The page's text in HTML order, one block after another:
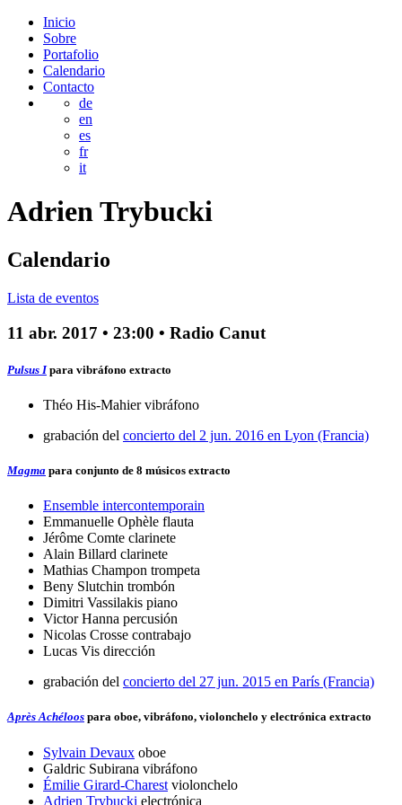
Inicio
Sobre
Portafolio
Calendario
Contacto
de
en
es
fr
it
AdrienTrybucki
Calendario
Lista de eventos
11 abr. 2017 • 23:00 • Radio Canut
Pulsus I para vibráfono extracto
Théo His-Mahiervibráfono
grabación del concierto del 2 jun. 2016 en Lyon (Francia)
Magma para conjunto de 8 músicos extracto
Ensemble intercontemporain
Emmanuelle Ophèle flauta
Jérôme Comte clarinete
Alain Billard clarinete
Mathias Champon trompeta
Beny Slutchin trombón
Dimitri Vassilakis piano
Victor Hanna percusión
Nicolas Crosse contrabajo
Lucas Vis dirección
grabación del concierto del 27 jun. 2015 en París (Francia)
Après Achéloos para oboe, vibráfono, violonchelo y electrónica extracto
Sylvain Devaux oboe
Galdric Subirana vibráfono
Émilie Girard-Charest violonchelo
Adrien Trybucki electrónica